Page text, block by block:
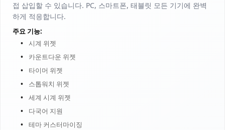
접 삽입할 수 있습니다. PC, 스마트폰, 태블릿 모든 기기에 완벽
하게 적응합니다.
주요 기능:
시계 위젯
카운트다운 위젯
타이머 위젯
스톱워치 위젯
세계 시계 위젯
다국어 지원
테마 커스터마이징